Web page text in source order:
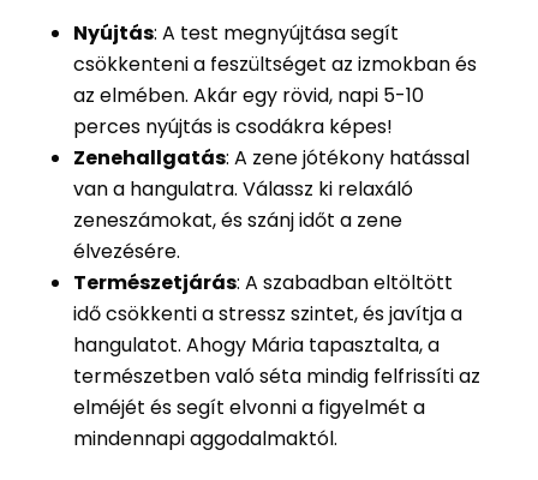
Nyújtás: A test megnyújtása segít
csökkenteni a feszültséget az izmokban és
az elmében. Akár egy rövid, napi 5-10
perces nyújtás is csodákra képes!
Zenehallgatás: A zene jótékony hatással
van a hangulatra. Válassz ki relaxáló
zeneszámokat, és szánj időt a zene
élvezésére.
Természetjárás: A szabadban eltöltött
idő csökkenti a stressz szintet, és javítja a
hangulatot. Ahogy Mária tapasztalta, a
természetben való séta mindig felfrissíti az
elméjét és segít elvonni a figyelmét a
mindennapi aggodalmaktól.